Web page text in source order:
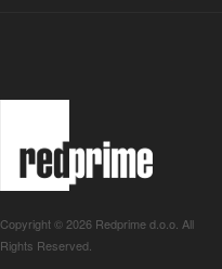
Copyright © 2026 Redprime d.o.o. All
Rights Reserved.